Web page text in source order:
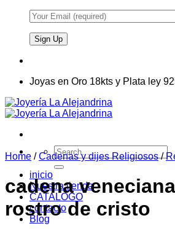
Joyas en Oro 18kts y Plata ley
Search
for:
inicio
Nuestra tienda
CATALOGO
contacto
Blog
Home / Cadenas y dijes Religiosos /
cadena
rostro de cristo